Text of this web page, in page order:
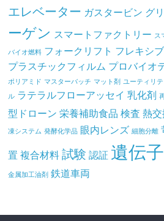
エレベーター ガスタービン グ
ーゲン スマートファクトリー ス
バイオ燃料 フォークリフト フレキシ
プラスチックフィルム プロバイオ
ポリアミド マスターバッチ マット剤 ユーティリ
ル ラテラルフローアッセイ 乳化剤
型ドローン 栄養補助食品 検査 熱
凍システム 発酵化学品 眼内レンズ 細胞分離
置 複合材料 試験 認証 遺伝
金属加工油剤 鉄道車両